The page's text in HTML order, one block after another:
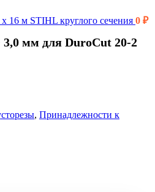
16 м STIHL круглого сечения 0 ₽
мм для DuroCut 20-2
, Принадлежности к